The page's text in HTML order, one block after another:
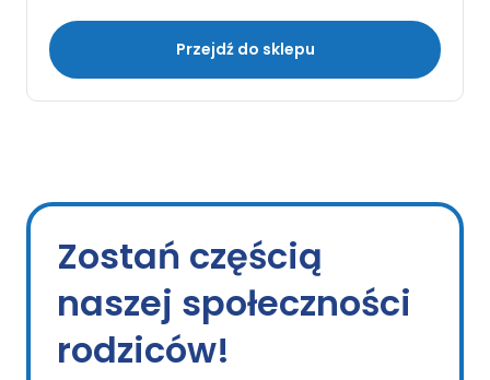
Przejdź do sklepu
Zostań częścią
naszej społeczności
rodziców!